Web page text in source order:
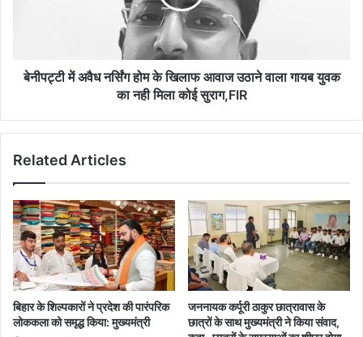
वाला
का
मिला
बेनीपट्टी में अवैध नर्सिंग होम के खिलाफ आवाज उठाने वाला गायब युवक
का नही मिला कोई सुराग,FIR
Related Articles
बिहार के शिल्पकारों ने प्रदेश की पारंपरिक
लोककला को समृद्ध किया: मुख्यमंत्री
जननायक कर्पूरी ठाकुर छात्रावास के
छात्रों के साथ मुख्यमंत्री ने किया संवाद,